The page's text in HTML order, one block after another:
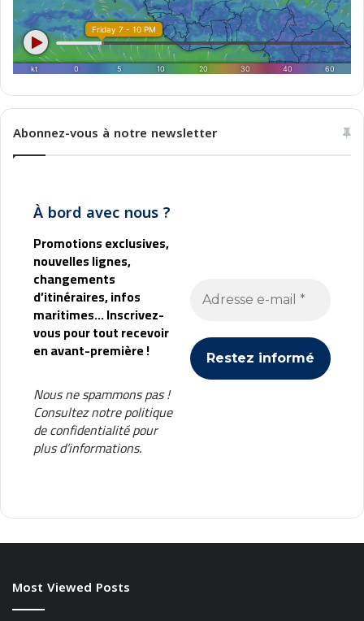
2
0
2
5
r
o
m
J
u
n
e
t
S
Abonnez-vous à notre newsletter
À bord avec nous ?
Promotions exclusives,
nouvelles lignes,
changements
d’itinéraires, infos
maritimes... Inscrivez-
vous pour tout recevoir
en avant-première !
Nous ne spammons pas !
Consultez notrepolitique
de confidentialitépour
plus d’informations.
Most Viewed Posts